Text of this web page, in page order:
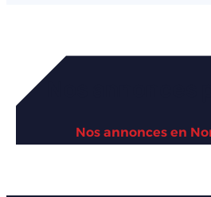
Nos annonces en